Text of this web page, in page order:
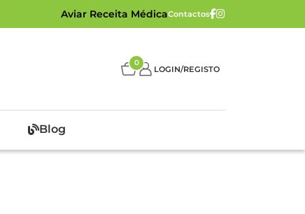
Aviar Receita MédicaContactos
0
LOGIN/REGISTO
Blog